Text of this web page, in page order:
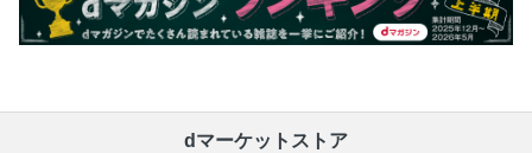
dマーケットストア